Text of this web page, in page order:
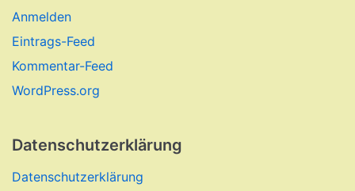
Anmelden
Eintrags-Feed
Kommentar-Feed
WordPress.org
Datenschutzerklärung
Datenschutzerklärung